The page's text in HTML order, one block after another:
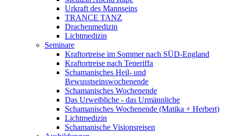
Urkraft des Mannseins
TRANCE TANZ
Drachenmedizin
Lichtmedizin
Seminare
Kraftortreise im Sommer nach SÜD-England
Kraftortreise nach Teneriffa
Schamanisches Heil- und
Bewusstseinswochenende
Schamanisches Wochenende
Das Urweibliche - das Urmännliche
Schamanisches Wochenende (Matika + Herbert)
Lichtmedizin
Schamanische Visionsreisen